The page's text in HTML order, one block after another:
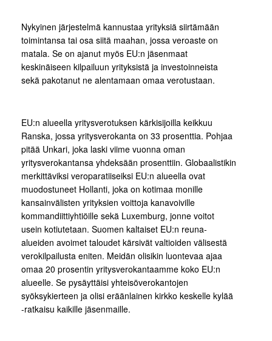
Nykyinen järjestelmä kannustaa yrityksiä siirtämään
toimintansa tai osa siitä maahan, jossa veroaste on
matala. Se on ajanut myös EU:n jäsenmaat
keskinäiseen kilpailuun yrityksistä ja investoinneista
sekä pakotanut ne alentamaan omaa verotustaan.
EU:n alueella yritysverotuksen kärkisijoilla keikkuu
Ranska, jossa yritysverokanta on 33 prosenttia. Pohjaa
pitää Unkari, joka laski viime vuonna oman
yritysverokantansa yhdeksään prosenttiin. Globaalistikin
merkittäviksi veroparatiiseiksi EU:n alueella ovat
muodostuneet Hollanti, joka on kotimaa monille
kansainvälisten yrityksien voittoja kanavoiville
kommandiittiyhtiöille sekä Luxemburg, jonne voitot
usein kotiutetaan. Suomen kaltaiset EU:n reuna-
alueiden avoimet taloudet kärsivät valtioiden välisestä
verokilpailusta eniten. Meidän olisikin luontevaa ajaa
omaa 20 prosentin yritysverokantaamme koko EU:n
alueelle. Se pysäyttäisi yhteisöverokantojen
syöksykierteen ja olisi eräänlainen kirkko keskelle kylää
-ratkaisu kaikille jäsenmaille.